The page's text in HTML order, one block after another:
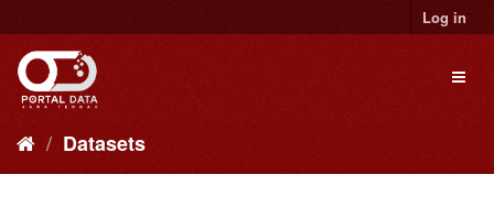
to
content
Log in
Datasets